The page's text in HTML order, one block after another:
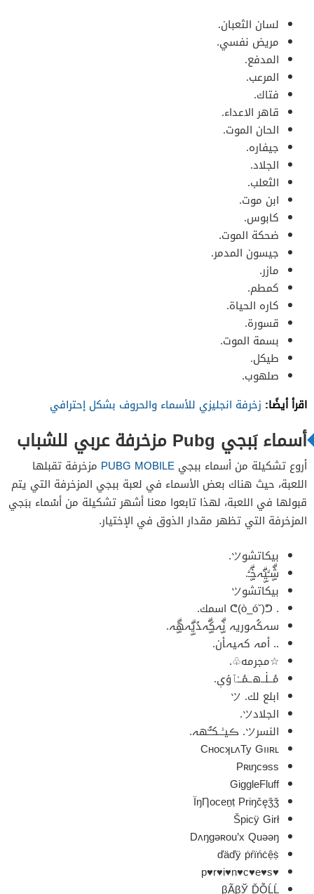
لسان الثعبان.
مريض نفسي.
المدفع.
المرعب.
فتاك.
قاهر الاعداء.
الحان الموت.
جيفاره.
الجلاد.
الثعلب.
ابن موت.
كابوس.
ضحكة الموت.
جيسون المدمر.
مازر.
كمطم.
كاره الحياة.
قسورة.
بسمة الموت.
طيكل.
صلهوب.
اقرأ أيضًا: زخرفة انجليزي للأسماء والحروف بشكل إحترافي
أسماء بَبجي Pubg مزخرفة عربي للشباب
أروع تشكيلة من أسماء ببجي
مزخرفة تقبلها
اللعبة، حيث هناك بعض الأسماء في لعبة ببجي المزخرفة التي يتم
قبولها في اللعبة، لهذا تابعوا معنا أشهر تشكيلة من أسْماء ببَجي
المزخرفة التي تظهر مقدار الذوق في الإختيار.
بيكاتشوツ.
شۣۗـۙيۣۗہخۣۗـۙ.
بيكاتشوツ
. ᕦ(ò_óˇ)ᕤ اسمك.
سہكُہوريہ نۣۗہكۣۗہدُيۣۗہهۣۗہ​.
.. أمہ كہيہأن.
☆مجرمه♧.
مۘــڶــﮪــمۘــٰٱ̍ۏې.
ابلع لك. ツ
الجلادツ.
النسرツ. ڪيـَٰــكـُُـٰهہ.
CʜocʞʟʌTy Gııʀʟ
Pʀɩŋcɘss
GiggleFluff
ÏŋȠoceṉṭ Priŋčęǯǯ
Špicÿ Girł
Dʌŋgəʀou’x Quəəŋ
ďäďÿ ṗŕïńċệṩ
♥p♥r♥i♥n♥c♥e♥s
βÃβЎ ĎỖĹĹ